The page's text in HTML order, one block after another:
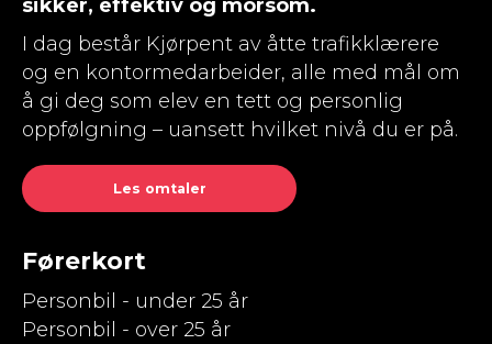
sikker, effektiv og morsom.
I dag består Kjørpent av åtte trafikklærere
og en kontormedarbeider, alle med mål om
å gi deg som elev en tett og personlig
oppfølgning – uansett hvilket nivå du er på.
Les omtaler
Førerkort
Personbil - under 25 år
Personbil - over 25 år